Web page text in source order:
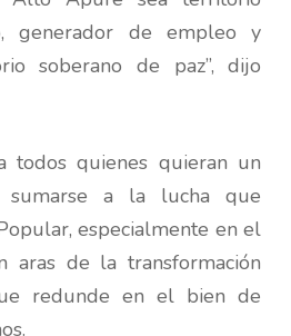
generador de empleo y
soberano de paz”, dijo
todos quienes quieran un
sumarse a la lucha que
especialmente en el
aras de la transformación
redunde en el bien de